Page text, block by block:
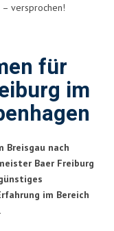
versprochen!
für
im
Breisgau nach
Baer Freiburg
im Bereich